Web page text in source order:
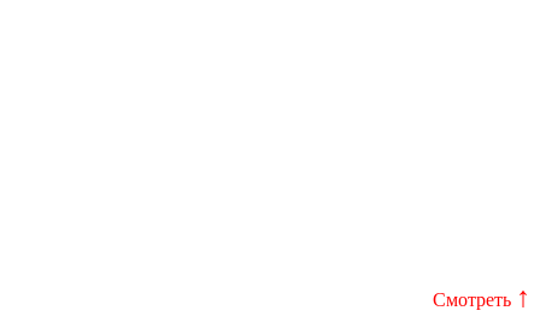
Смотреть ↑